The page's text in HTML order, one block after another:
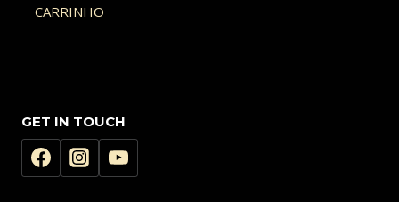
CARRINHO
GET IN TOUCH